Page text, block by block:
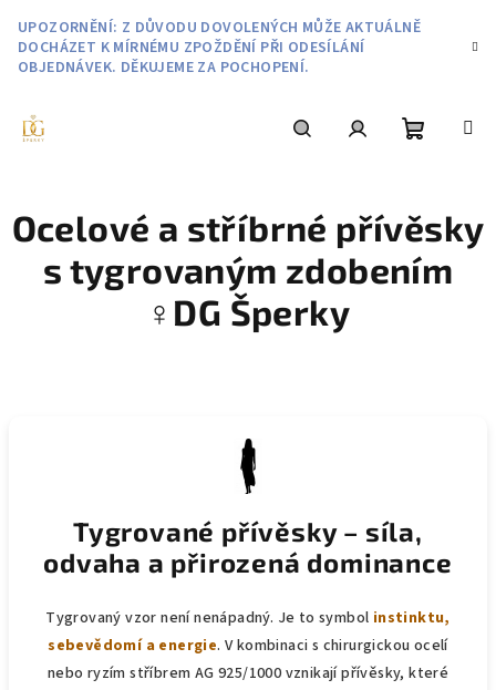
obsah
UPOZORNĚNÍ: Z DŮVODU DOVOLENÝCH MŮŽE AKTUÁLNĚ
DOCHÁZET K MÍRNÉMU ZPOŽDĚNÍ PŘI ODESÍLÁNÍ
OBJEDNÁVEK. DĚKUJEME ZA POCHOPENÍ.
košík
Ocelové a stříbrné přívěsky
s tygrovaným zdobením
♀️DG Šperky
Tygrované přívěsky – síla,
odvaha a přirozená dominance
Tygrovaný vzor není nenápadný. Je to symbol instinktu,
sebevědomí a energie. V kombinaci s chirurgickou ocelí
nebo ryzím stříbrem AG 925/1000 vznikají přívěsky, které